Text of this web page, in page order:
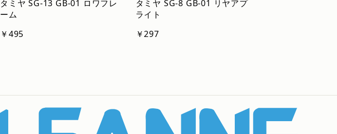
タミヤ SG-13 GB-01 ロワフレ
ーム
￥495
タミヤ SG-8 GB-01 リヤアプ
ライト
￥297